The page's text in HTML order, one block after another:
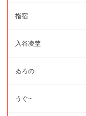
指宿
入谷凌埜
ゐろの
うぐ~